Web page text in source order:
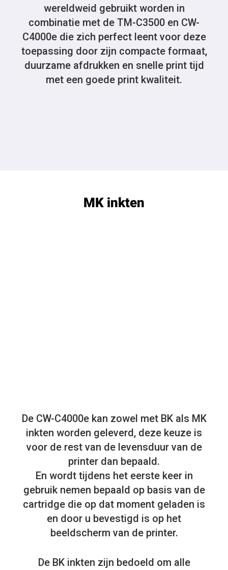
wereldweid gebruikt worden in
combinatie met de TM-C3500 en CW-
C4000e die zich perfect leent voor deze
toepassing door zijn compacte formaat,
duurzame afdrukken en snelle print tijd
met een goede print kwaliteit.
MK inkten
De CW-C4000e kan zowel met BK als MK
inkten worden geleverd, deze keuze is
voor de rest van de levensduur van de
printer dan bepaald.
En wordt tijdens het eerste keer in
gebruik nemen bepaald op basis van de
cartridge die op dat moment geladen is
en door u bevestigd is op het
beeldscherm van de printer.
De BK inkten zijn bedoeld om alle